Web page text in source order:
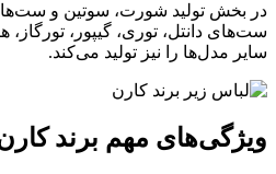
در بخش تولید شورت، سوتین و
ست‌های دانتل، توری، گیپور، تورگاز،
سایر مدل‌ها را نیز تولید می‌کند.
ویژگی‌های مهم برند